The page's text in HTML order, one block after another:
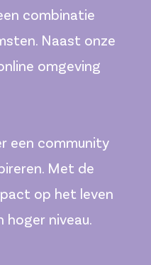
combinatie
Naast onze
omgeving
een community
Met de
op het leven
hoger niveau.